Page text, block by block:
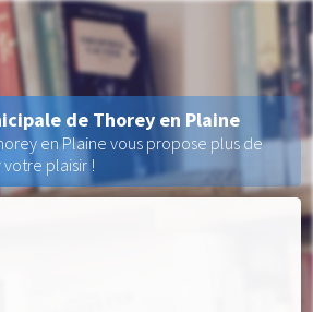
de Thorey en Plaine
en Plaine vous propose plus de
plaisir !